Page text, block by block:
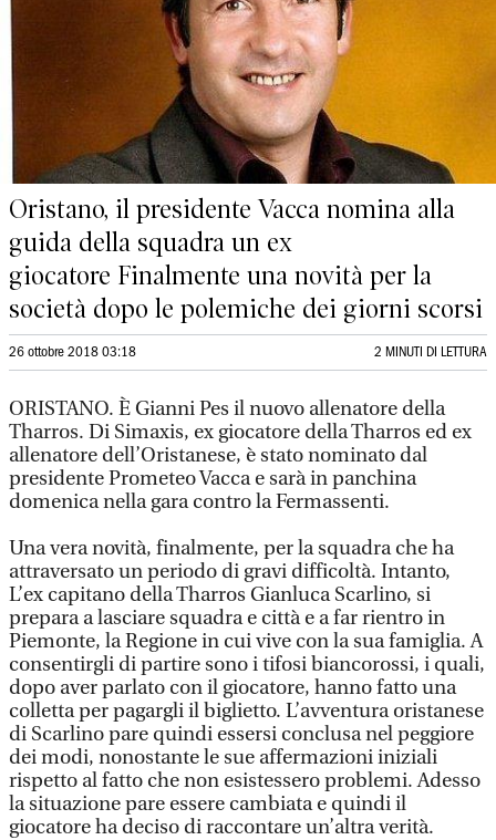
Oristano, il presidente Vacca nomina alla
guida della squadra un ex
giocatore Finalmente una novità per la
società dopo le polemiche dei giorni scorsi
26 ottobre 2018 03:18 2 MINUTI DI LETTURA
ORISTANO. È Gianni Pes il nuovo allenatore della
Tharros. Di Simaxis, ex giocatore della Tharros ed ex
allenatore dell’Oristanese, è stato nominato dal
presidente Prometeo Vacca e sarà in panchina
domenica nella gara contro la Fermassenti.
Una vera novità, finalmente, per la squadra che ha
attraversato un periodo di gravi difficoltà. Intanto,
L’ex capitano della Tharros Gianluca Scarlino, si
prepara a lasciare squadra e città e a far rientro in
Piemonte, la Regione in cui vive con la sua famiglia. A
consentirgli di partire sono i tifosi biancorossi, i quali,
dopo aver parlato con il giocatore, hanno fatto una
colletta per pagargli il biglietto. L’avventura oristanese
di Scarlino pare quindi essersi conclusa nel peggiore
dei modi, nonostante le sue affermazioni iniziali
rispetto al fatto che non esistessero problemi. Adesso
la situazione pare essere cambiata e quindi il
giocatore ha deciso di raccontare un’altra verità.